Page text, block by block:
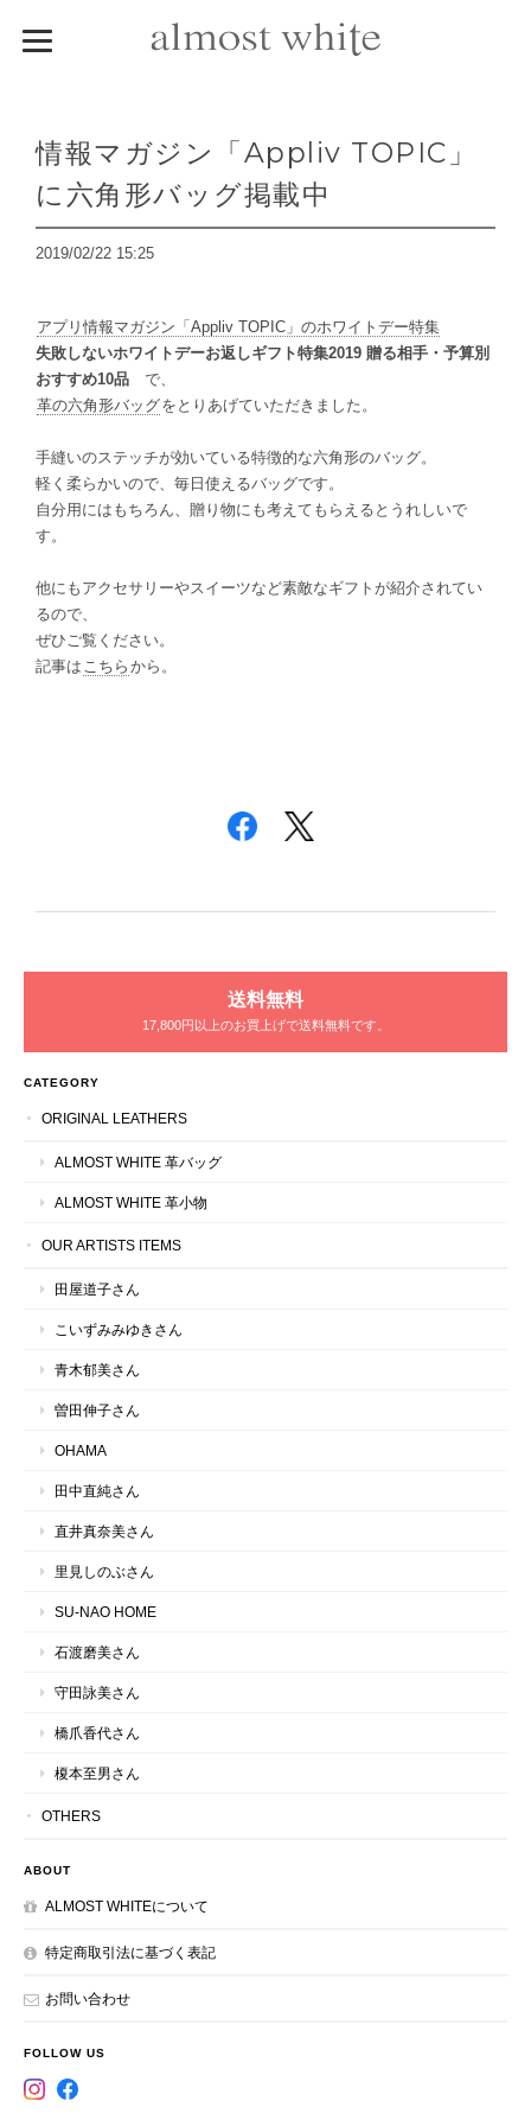
情報マガジン「Appliv TOPIC」
に六角形バッグ掲載中
2019/02/22 15:25
アプリ情報マガジン「Appliv TOPIC」のホワイトデー特集
失敗しないホワイトデーお返しギフト特集2019 贈る相手・予算別
おすすめ10品 で、
革の六角形バッグをとりあげていただきました。
手縫いのステッチが効いている特徴的な六角形のバッグ。
軽く柔らかいので、毎日使えるバッグです。
自分用にはもちろん、贈り物にも考えてもらえるとうれしいで
す。
他にもアクセサリーやスイーツなど素敵なギフトが紹介されてい
るので、
ぜひご覧ください。
記事は こちら から。
送料無料
17,800円以上のお買上げで送料無料です。
CATEGORY
ORIGINAL LEATHERS
ALMOST WHITE 革バッグ
ALMOST WHITE 革小物
OUR ARTISTS ITEMS
田屋道子さん
こいずみみゆきさん
青木郁美さん
曽田伸子さん
OHAMA
田中直純さん
直井真奈美さん
里見しのぶさん
SU-NAO HOME
石渡磨美さん
守田詠美さん
橋爪香代さん
榎本至男さん
OTHERS
ABOUT
ALMOST WHITEについて
特定商取引法に基づく表記
お問い合わせ
FOLLOW US